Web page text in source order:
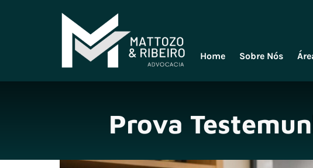
Home Sobre Nós
Prova